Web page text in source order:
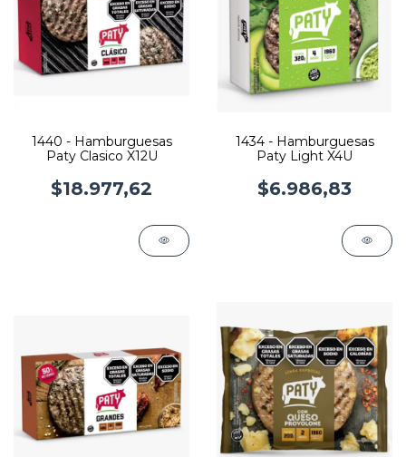
1440 - Hamburguesas
Paty Clasico X12U
$18.977,62
1434 - Hamburguesas
Paty Light X4U
$6.986,83